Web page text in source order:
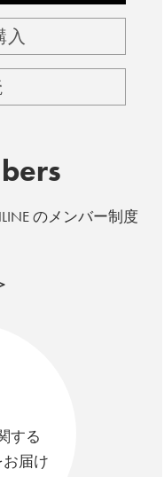
入
のメンバー制度
する
届け